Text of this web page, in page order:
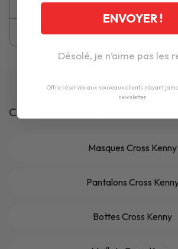
Fiche technique
Catégories similaires
Masques Cross Kenny
Pantalons Cross
Bottes Cross Kenny
ENVOYER !
Désolé, je n’aime pas les
Offre réservée aux nouveaux clients n'ayant
newsletter